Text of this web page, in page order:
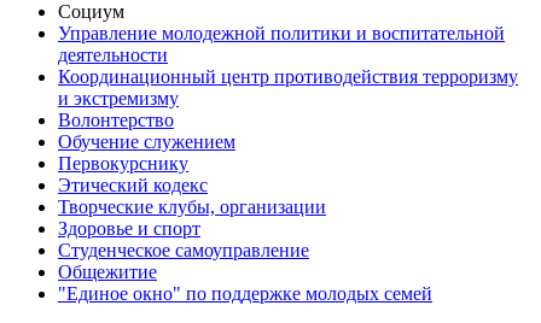
Социум
Управление молодежной политики и воспитательной
деятельности
Координационный центр противодействия терроризму
и экстремизму
Волонтерство
Обучение служением
Первокурснику
Этический кодекс
Творческие клубы, организации
Здоровье и спорт
Студенческое самоуправление
Общежитие
"Единое окно" по поддержке молодых семей